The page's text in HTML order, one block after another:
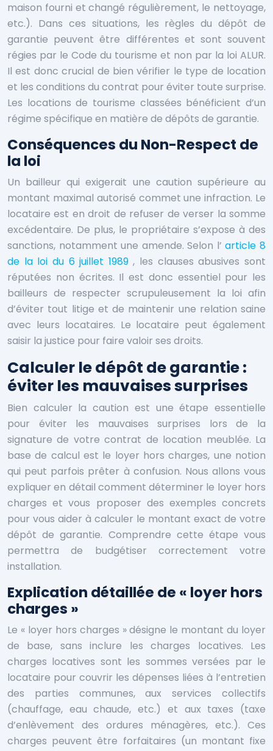
maison fourni et changé régulièrement, le nettoyage,
etc.). Dans ces situations, les règles du dépôt de
garantie peuvent être différentes et sont souvent
régies par le Code du tourisme et non par la loi ALUR.
Il est donc crucial de bien vérifier le type de location
et les conditions du contrat pour éviter toute surprise.
Les locations de tourisme classées bénéficient d’un
régime spécifique en matière de dépôts de garantie.
Conséquences du Non-Respect de
la loi
Un bailleur qui exigerait une caution supérieure au
montant maximal autorisé commet une infraction. Le
locataire est en droit de refuser de verser la somme
excédentaire. De plus, le propriétaire s’expose à des
sanctions, notamment une amende. Selon l’article 8
de la loi du 6 juillet 1989, les clauses abusives sont
réputées non écrites. Il est donc essentiel pour les
bailleurs de respecter scrupuleusement la loi afin
d’éviter tout litige et de maintenir une relation saine
avec leurs locataires. Le locataire peut également
saisir la justice pour faire valoir ses droits.
Calculer le dépôt de garantie :
éviter les mauvaises surprises
Bien calculer la caution est une étape essentielle
pour éviter les mauvaises surprises lors de la
signature de votre contrat de location meublée. La
base de calcul est le loyer hors charges, une notion
qui peut parfois prêter à confusion. Nous allons vous
expliquer en détail comment déterminer le loyer hors
charges et vous proposer des exemples concrets
pour vous aider à calculer le montant exact de votre
dépôt de garantie. Comprendre cette étape vous
permettra de budgétiser correctement votre
installation.
Explication détaillée de « loyer hors
charges »
Le « loyer hors charges » désigne le montant du loyer
de base, sans inclure les charges locatives. Les
charges locatives sont les sommes versées par le
locataire pour couvrir les dépenses liées à l’entretien
des parties communes, aux services collectifs
(chauffage, eau chaude, etc.) et aux taxes (taxe
d’enlèvement des ordures ménagères, etc.). Ces
charges peuvent être forfaitaires (un montant fixe